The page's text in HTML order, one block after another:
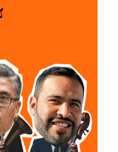
señaló que el
Estado,establece
de la
y aprendizaje
modelos
la innovación